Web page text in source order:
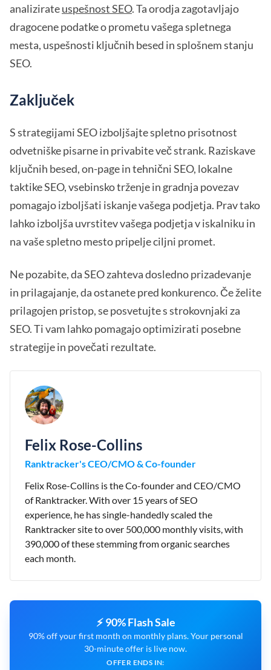
analizirateuspešnost SEO. Ta orodja zagotavljajo
dragocene podatke o prometu vašega spletnega
mesta, uspešnosti ključnih besed in splošnem stanju
SEO.
Zaključek
S strategijami SEO izboljšajte spletno prisotnost
odvetniške pisarne in privabite več strank. Raziskave
ključnih besed, on-page in tehnični SEO, lokalne
taktike SEO, vsebinsko trženje in gradnja povezav
pomagajo izboljšati iskanje vašega podjetja. Prav tako
lahko izboljša uvrstitev vašega podjetja v iskalniku in
na vaše spletno mesto pripelje ciljni promet.
Ne pozabite, da SEO zahteva dosledno prizadevanje
in prilagajanje, da ostanete pred konkurenco. Če želite
prilagojen pristop, se posvetujte s strokovnjaki za
SEO. Ti vam lahko pomagajo optimizirati posebne
strategije in povečati rezultate.
Felix Rose-Collins
Ranktracker's CEO/CMO & Co-founder
Felix Rose-Collins is the Co-founder and CEO/CMO
of Ranktracker. With over 15 years of SEO
experience, he has single-handedly scaled the
Ranktracker site to over 500,000 monthly visits, with
390,000 of these stemming from organic searches
each month.
⚡ 90% Flash Sale
90% off your first month on monthly plans. Your personal
30-minute offer is live now.
OFFER ENDS IN: